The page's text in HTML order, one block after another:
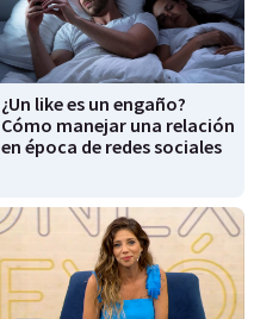
¿Un like es un engaño?
Cómo manejar una relación
en época de redes sociales